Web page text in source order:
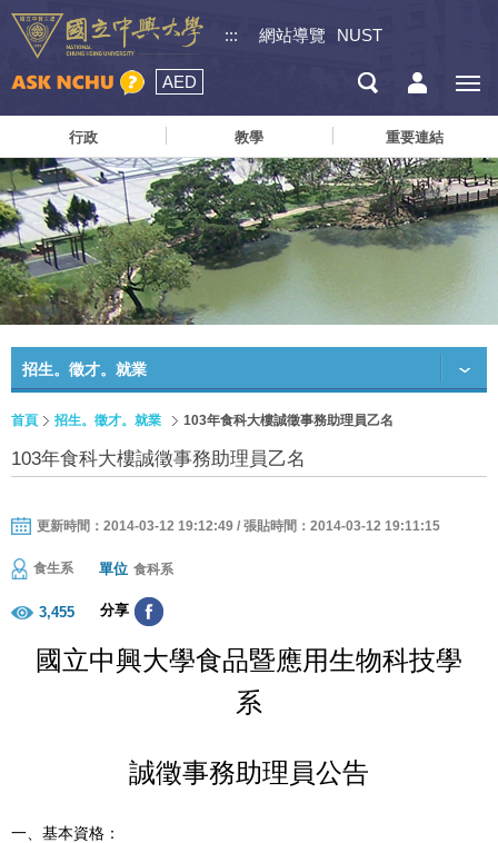
::: 網站導覽 NUST
AED
行政 教學 重要連結
招生。徵才。就業
首頁 招生。徵才。就業 103年食科大樓誠徵事務助理員乙名
103年食科大樓誠徵事務助理員乙名
更新時間：2014-03-12 19:12:49 / 張貼時間：2014-03-12 19:11:15
食生系 單位 食科系
3,455 分享
國立中興大學食品暨應用生物科技學
系
誠徵事務助理員公告
一、基本資格：